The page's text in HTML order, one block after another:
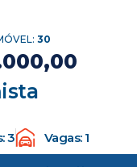
TERRENO
0